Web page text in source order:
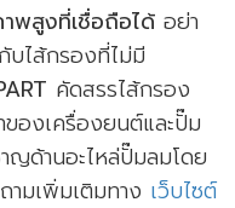
พสูงที่เชื่อถือได้ อย่า
ไส้กรองที่ไม่มี
คัดสรรไส้กรอง
องเครื่องยนต์และปั๊ม
ญด้านอะไหล่ปั๊มลมโดย
มเพิ่มเติมทาง เว็บไซต์